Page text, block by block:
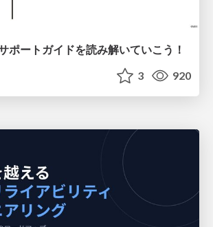
ポートガイドを読み解いていこう！
3 920